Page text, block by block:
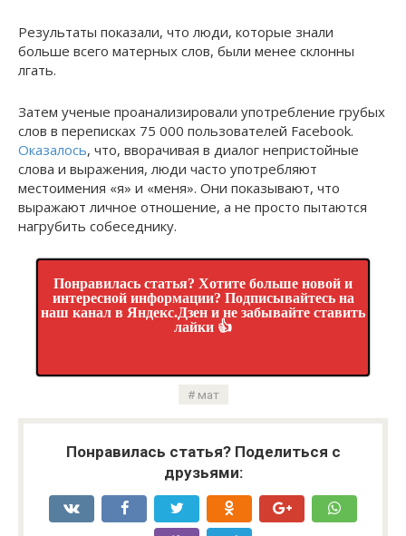
Результаты показали, что люди, которые знали
больше всего матерных слов, были менее склонны
лгать.
Затем ученые проанализировали употребление грубых
слов в переписках 75 000 пользователей Facebook.
Оказалось, что, вворачивая в диалог непристойные
слова и выражения, люди часто употребляют
местоимения «я» и «меня». Они показывают, что
выражают личное отношение, а не просто пытаются
нагрубить собеседнику.
Понравилась статья? Хотите больше новой и
интересной информации? Подписывайтесь на
наш канал в Яндекс.Дзен и не забывайте ставить
лайки 👍
мат
Понравилась статья? Поделиться с
друзьями: